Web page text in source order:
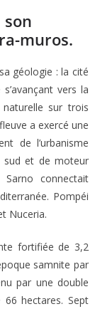
son
muros.
géologie : la cité
vers la
sur trois
a exercé une
de l’urbanisme
sud et de moteur
connectait
Pompéi
Nuceria.
fortifiée de 3,2
samnite par
par une double
hectares. Sept